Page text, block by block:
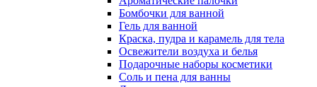
Бомбочки для ванной
Гель для ванной
Краска, пудра и карамель для тела
Освежители воздуха и белья
Подарочные наборы косметики
Соль и пена для ванны